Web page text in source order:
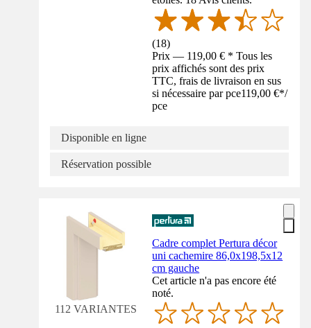
(18)
Prix — 119,00 € * Tous les
prix affichés sont des prix
TTC, frais de livraison en sus
si nécessaire par pce119,00 €*/
pce
Disponible en ligne
Réservation possible
112 VARIANTES
Cadre complet Pertura décor
uni cachemire 86,0x198,5x12
cm gauche
Cet article n'a pas encore été
noté.